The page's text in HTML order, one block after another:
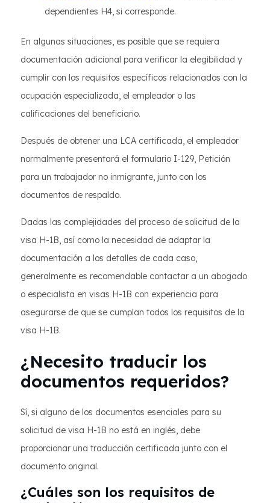
dependientes H4, si corresponde.
En algunas situaciones, es posible que se requiera
documentación adicional para verificar la elegibilidad y
cumplir con los requisitos específicos relacionados con la
ocupación especializada, el empleador o las
calificaciones del beneficiario.
Después de obtener una LCA certificada, el empleador
normalmente presentará el formulario I-129, Petición
para un trabajador no inmigrante, junto con los
documentos de respaldo.
Dadas las complejidades del proceso de solicitud de la
visa H-1B, así como la necesidad de adaptar la
documentación a los detalles de cada caso,
generalmente es recomendable contactar a un abogado
o especialista en visas H-1B con experiencia para
asegurarse de que se cumplan todos los requisitos de la
visa H-1B.
¿Necesito traducir los
documentos requeridos?
Sí, si alguno de los documentos esenciales para su
solicitud de visa H-1B no está en inglés, debe
proporcionar una traducción certificada junto con el
documento original.
¿Cuáles son los requisitos de